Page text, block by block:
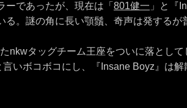
ーであったが、現在は「 801健一 」と『
。 謎の角に長い顎鬚、奇声は発する
nkwタッグチーム王座をついに落として
いボコボコにし、『Insane Boyz』は解